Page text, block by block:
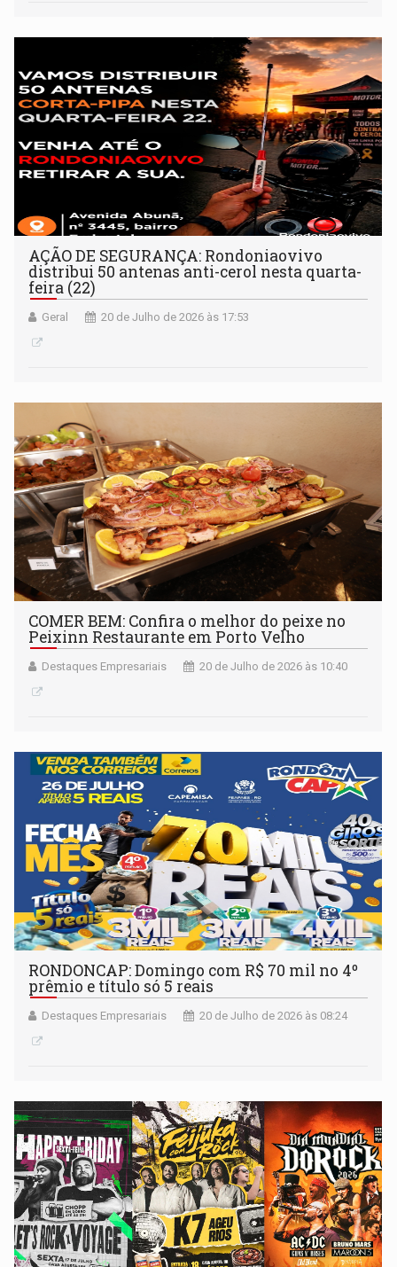
AÇÃO DE SEGURANÇA: Rondoniaovivo
distribui 50 antenas anti-cerol nesta quarta-
feira (22)
Geral 20 de Julho de 2026 às 17:53
COMER BEM: Confira o melhor do peixe no
Peixinn Restaurante em Porto Velho
Destaques Empresariais 20 de Julho de 2026 às 10:40
RONDONCAP: Domingo com R$ 70 mil no 4º
prêmio e título só 5 reais
Destaques Empresariais 20 de Julho de 2026 às 08:24